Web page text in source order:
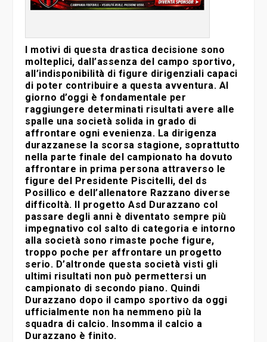
I motivi di questa drastica decisione sono
molteplici, dall’assenza del campo sportivo,
all’indisponibilità di figure dirigenziali capaci
di poter contribuire a questa avventura. Al
giorno d’oggi è fondamentale per
raggiungere determinati risultati avere alle
spalle una società solida in grado di
affrontare ogni evenienza. La dirigenza
durazzanese la scorsa stagione, soprattutto
nella parte finale del campionato ha dovuto
affrontare in prima persona attraverso le
figure del Presidente Piscitelli, del ds
Posillico e dell’allenatore Razzano diverse
difficoltà. Il progetto Asd Durazzano col
passare degli anni è diventato sempre più
impegnativo col salto di categoria e intorno
alla società sono rimaste poche figure,
troppo poche per affrontare un progetto
serio. D’altronde questa società visti gli
ultimi risultati non può permettersi un
campionato di secondo piano. Quindi
Durazzano dopo il campo sportivo da oggi
ufficialmente non ha nemmeno più la
squadra di calcio. Insomma il calcio a
Durazzano è finito.